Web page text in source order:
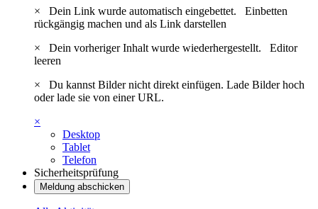
×
Dein Link wurde automatisch eingebettet. Einbetten
rückgängig machen und als Link darstellen
×
Dein vorheriger Inhalt wurde wiederhergestellt. Editor
leeren
×
Du kannst Bilder nicht direkt einfügen. Lade Bilder hoch
oder lade sie von einer URL.
×
Desktop
Tablet
Telefon
Sicherheitsprüfung
Meldung abschicken